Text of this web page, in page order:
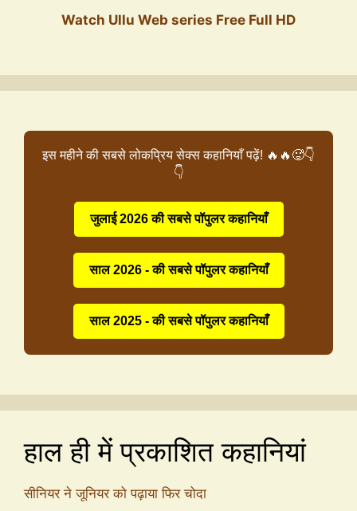
Watch Ullu Web series Free Full HD
इस महीने की सबसे लोकप्रिय सेक्स कहानियाँ पढ़ें! 🔥🔥🥵👇
👇
जुलाई 2026 की सबसे पॉपुलर कहानियाँ
साल 2026 - की सबसे पॉपुलर कहानियाँ
साल 2025 - की सबसे पॉपुलर कहानियाँ
हाल ही में प्रकाशित कहानियां
सीनियर ने जूनियर को पढ़ाया फिर चोदा